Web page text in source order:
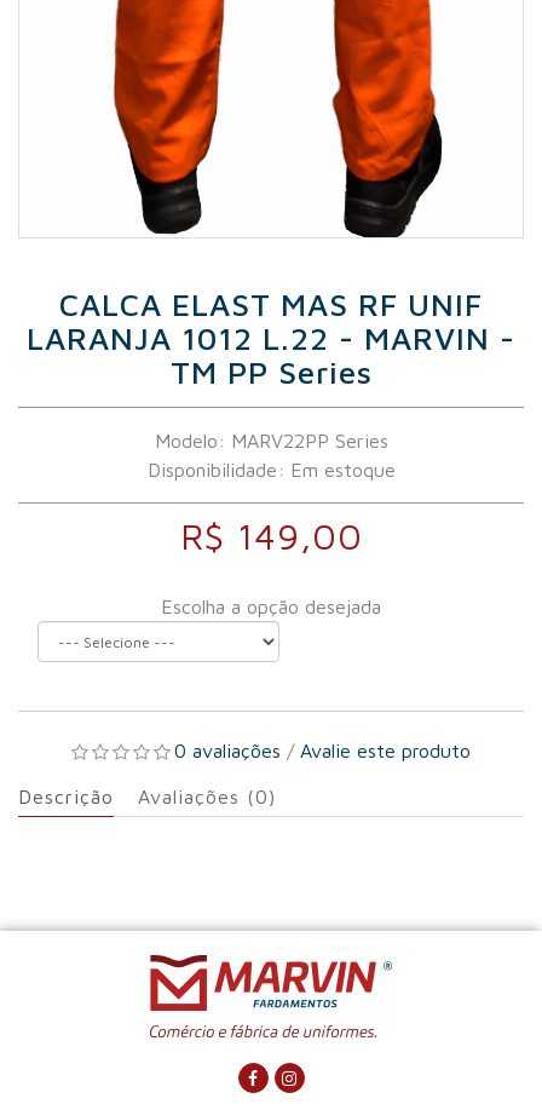
CALCA ELAST MAS RF UNIF
LARANJA 1012 L.22 - MARVIN -
TM PP Series
Modelo: MARV22PP Series
Disponibilidade: Em estoque
R$ 149,00
Escolha a opção desejada
0 avaliações / Avalie este produto
Descrição Avaliações (0)